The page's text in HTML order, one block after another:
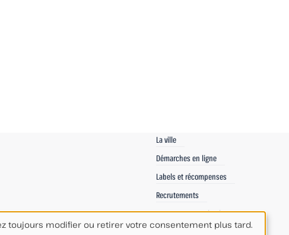
La ville
Démarches en ligne
Labels et récompenses
Recrutements
Espace Communication
Espace Agents
toujours modifier ou retirer votre consentement plus tard.